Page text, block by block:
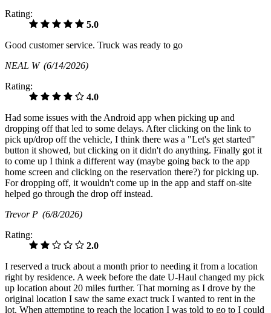
Rating:
5.0
Good customer service. Truck was ready to go
NEAL W (6/14/2026)
Rating:
4.0
Had some issues with the Android app when picking up and
dropping off that led to some delays. After clicking on the link to
pick up/drop off the vehicle, I think there was a "Let's get started"
button it showed, but clicking on it didn't do anything. Finally got it
to come up I think a different way (maybe going back to the app
home screen and clicking on the reservation there?) for picking up.
For dropping off, it wouldn't come up in the app and staff on-site
helped go through the drop off instead.
Trevor P (6/8/2026)
Rating:
2.0
I reserved a truck about a month prior to needing it from a location
right by residence. A week before the date U-Haul changed my pick
up location about 20 miles further. That morning as I drove by the
original location I saw the same exact truck I wanted to rent in the
lot. When attempting to reach the location I was told to go to I could